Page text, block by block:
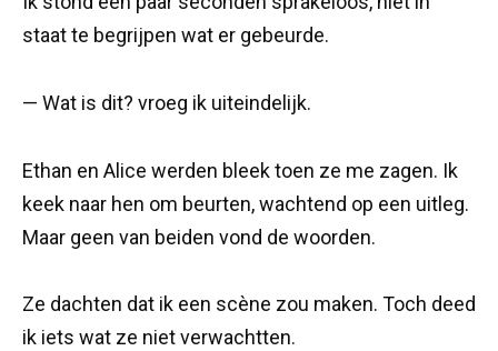
staat te begrijpen wat er gebeurde.
— Wat is dit? vroeg ik uiteindelijk.
Ethan en Alice werden bleek toen ze me zagen. Ik
keek naar hen om beurten, wachtend op een uitleg.
Maar geen van beiden vond de woorden.
Ze dachten dat ik een scène zou maken. Toch deed
ik iets wat ze niet verwachtten.